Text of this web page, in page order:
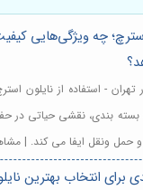
چه ویژگی‌هایی
تهران - استفاده از نایلون
بندی، نقشی حیاتی در
و حمل ونقل ایفا می کند. |
کلیدی برای انتخاب بهترین